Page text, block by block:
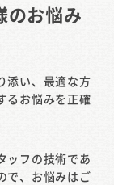
のお悩み
添い、最適な方
るお悩みを正確
ッフの技術であ
で、お悩みはご